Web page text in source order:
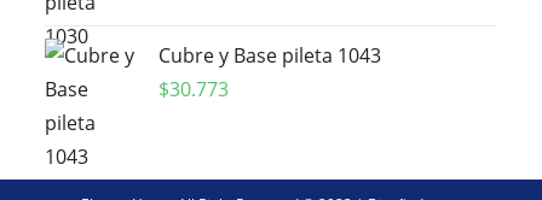
Cubre y Base pileta 1043
$30.773